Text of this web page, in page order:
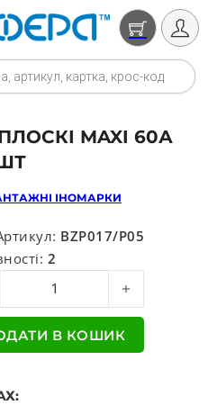
MAXI 60А
ІНОМАРКИ
BZP017/P05
2
плоскі MAXI 60А 1шт
В КОШИК